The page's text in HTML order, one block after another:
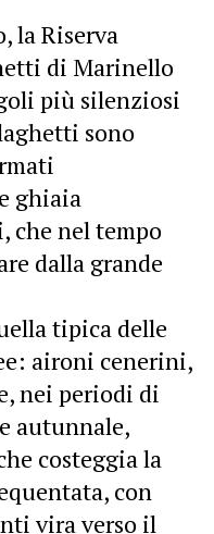
la Riserva
di Marinello
più silenziosi
sono
ghiaia
che nel tempo
dalla grande
tipica delle
aironi cenerini,
nei periodi di
autunnale,
costeggia la
con
vira verso il